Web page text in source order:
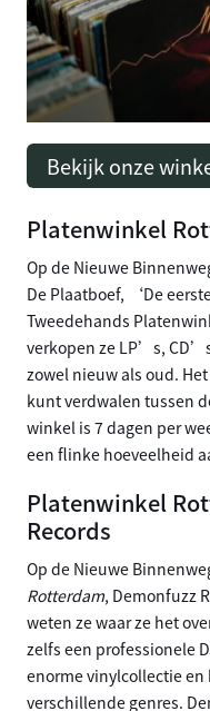
Bekijk onze
Platenwinkel
Op de Nieuwe
De Plaatboef, ‘De
Tweedehands
verkopen ze LP’s,
zowel nieuw als oud.
kunt verdwalen tussen
winkel is 7 dagen per
een flinke hoeveelheid
Platenwinkel
Records
Op de Nieuwe
Rotterdam, Demonfuzz
weten ze waar ze het
zelfs een professionele
enorme vinylcollectie
verschillende genres.